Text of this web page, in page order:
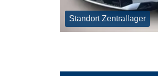
Standort Zentrallager